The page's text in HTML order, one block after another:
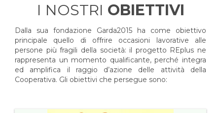
I NOSTRI OBIETTIVI
Dalla sua fondazione Garda2015 ha come obiettivo
principale quello di offrire occasioni lavorative alle
persone più fragili della società: il progetto REplus ne
rappresenta un momento qualificante, perché integra
ed amplifica il raggio d’azione delle attività della
Cooperativa. Gli obiettivi che persegue sono: